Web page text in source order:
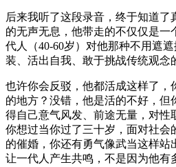
后来我听了这段录音，终于知道了
的无声无息，他带走的不仅仅是一
代人（40-60岁）对他那种不用遮
装、活出自我、敢于挑战传统观念
也许你会反驳，他都活成这样了，
的地方？没错，他是活的不好，但
得自己意气风发、前途无量，对性
你想过当你过了三十岁，面对社会
的催婚，你还有勇气像武当这样站
让一代人产生共鸣，不是因为他有